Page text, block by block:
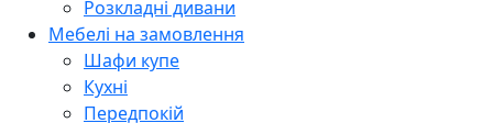
Розкладні дивани
Мебелі на замовлення
Шафи купе
Кухні
Передпокій